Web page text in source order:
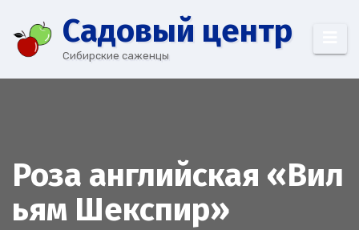
содержимому
Cадовый центр
Сибирские саженцы
Роза английская «Вил
ьям Шекспир»